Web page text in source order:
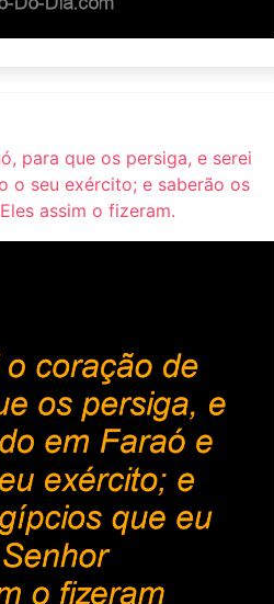
para que os persiga, e serei
o seu exército; e saberão os
assim o fizeram.